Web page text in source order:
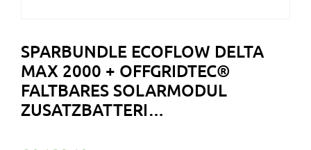
SPARBUNDLE ECOFLOW DELTA
MAX 2000 + OFFGRIDTEC®
FALTBARES SOLARMODUL
ZUSATZBATTERI…